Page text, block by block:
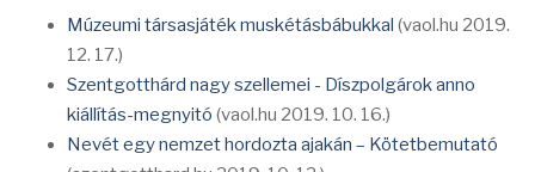
Múzeumi társasjáték muskétásbábukkal (vaol.hu 2019.
12. 17.)
Szentgotthárd nagy szellemei - Díszpolgárok anno
kiállítás-megnyitó (vaol.hu 2019. 10. 16.)
Nevét egy nemzet hordozta ajakán – Kötetbemutató